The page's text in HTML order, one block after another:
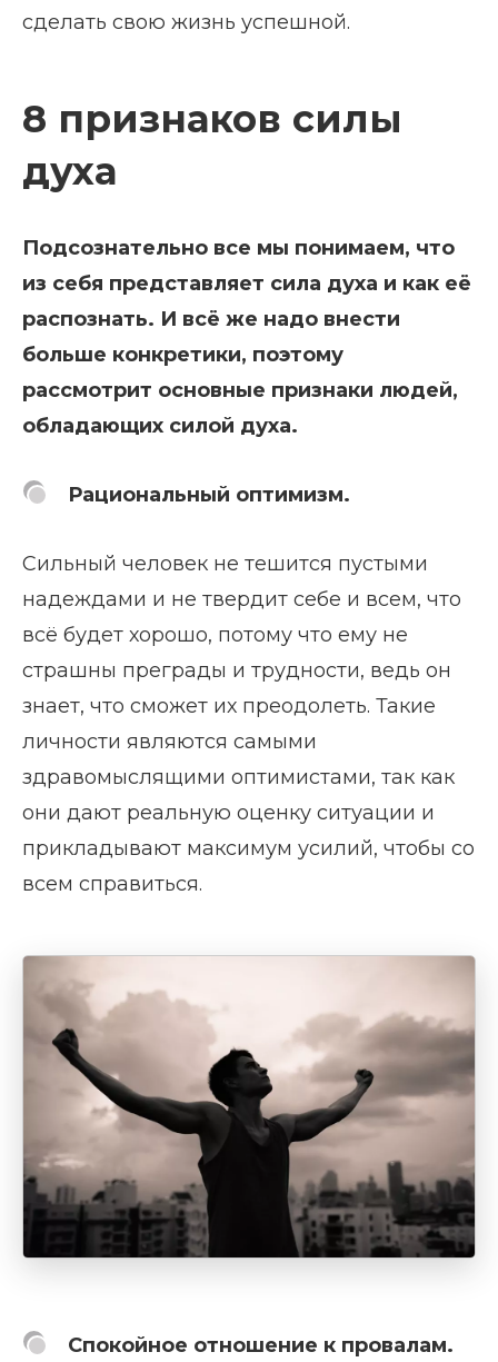
сделать свою жизнь успешной.
8 признаков силы
духа
Подсознательно все мы понимаем, что
из себя представляет сила духа и как её
распознать. И всё же надо внести
больше конкретики, поэтому
рассмотрит основные признаки людей,
обладающих силой духа.
Рациональный оптимизм.
Сильный человек не тешится пустыми
надеждами и не твердит себе и всем, что
всё будет хорошо, потому что ему не
страшны преграды и трудности, ведь он
знает, что сможет их преодолеть. Такие
личности являются самыми
здравомыслящими оптимистами, так как
они дают реальную оценку ситуации и
прикладывают максимум усилий, чтобы со
всем справиться.
Спокойное отношение к провалам.